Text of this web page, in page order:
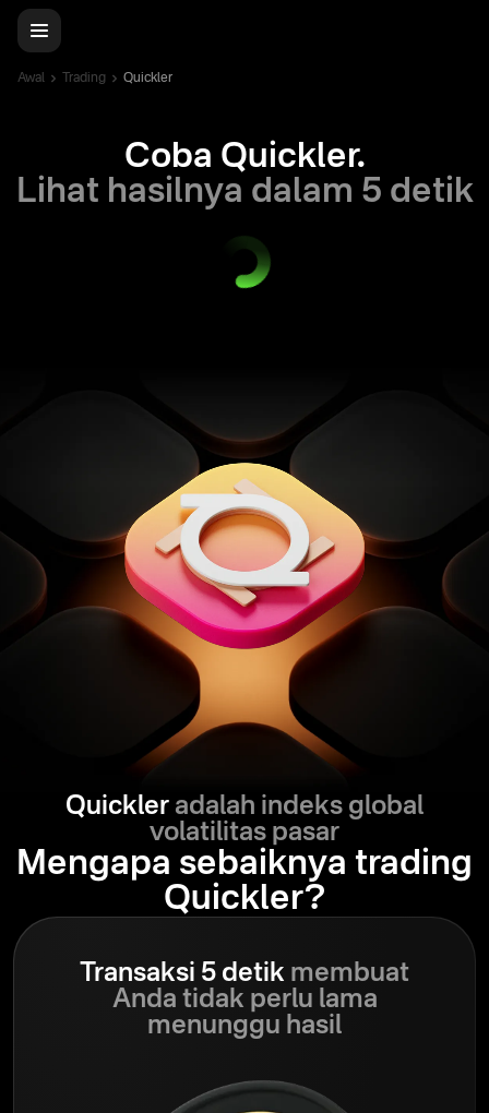
Awal Trading Quickler
Coba Quickler.
Lihat hasilnya dalam 5 detik
Quickler adalah indeks global
volatilitas pasar
Mengapa sebaiknya trading
Quickler?
Transaksi 5 detik membuat
Anda tidak perlu lama
menunggu hasil